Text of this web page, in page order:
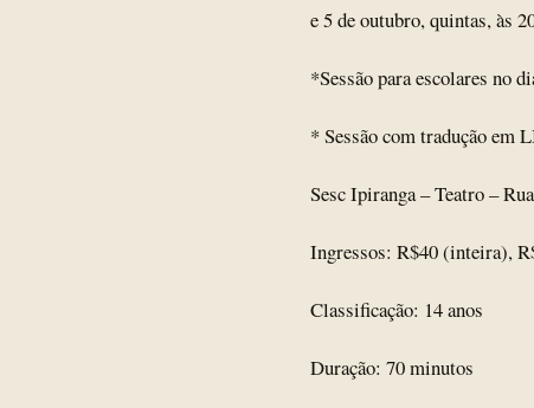
e 5 de outubro, quintas, às
*Sessão para escolares no
* Sessão com tradução em
Sesc Ipiranga – Teatro –
Ingressos: R$40 (inteira),
Classificação: 14 anos
Duração: 70 minutos